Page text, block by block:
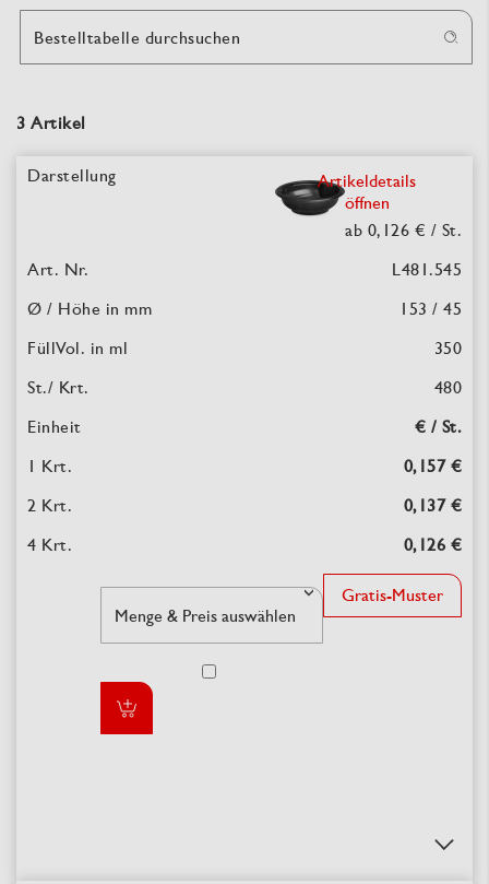
3 Artikel
Bestelltabelle durchsuchen
Artikeldetails
öffnen
ab 0,126 € / St.
L481.545
153 / 45
350
480
€ / St.
0,157 €
0,137 €
0,126 €
Gratis-Muster